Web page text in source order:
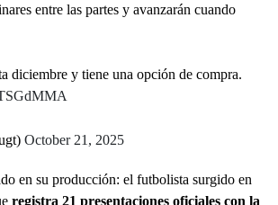
entre las partes y avanzarán cuando
diciembre y tiene una opción de compra.
October 21, 2025
en su producción: el futbolista surgido en
registra 21 presentaciones oficiales con la